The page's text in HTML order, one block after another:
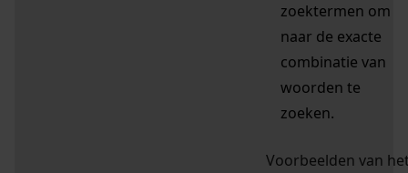
zoektermen om
naar de exacte
combinatie van
woorden te
zoeken.
Voorbeelden van